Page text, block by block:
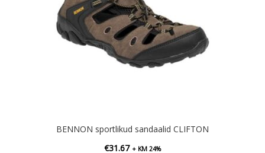
BENNON sportlikud sandaalid CLIFTON
€31.67 + KM 24%